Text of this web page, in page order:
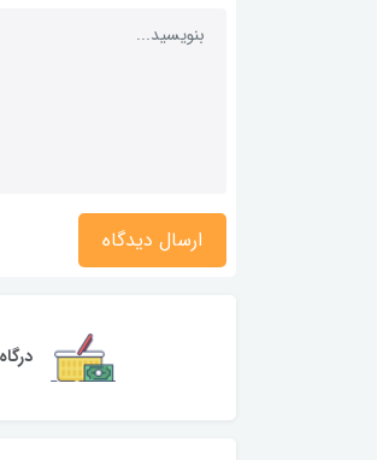
ارسال دیدگاه